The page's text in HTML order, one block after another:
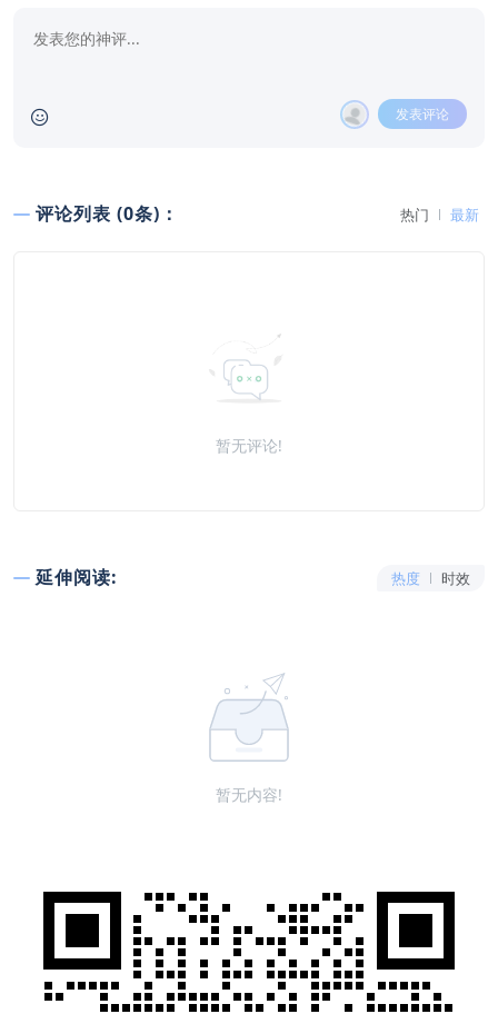
发表评论
评论列表 (0条)： 热门 最新
暂无评论!
延伸阅读: 热度 时效
暂无内容!